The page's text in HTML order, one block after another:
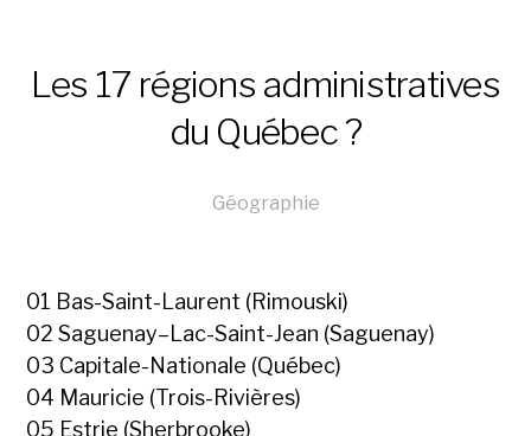
Les 17 régions administratives
du Québec ?
Géographie
01 Bas-Saint-Laurent (Rimouski)
02 Saguenay–Lac-Saint-Jean (Saguenay)
03 Capitale-Nationale (Québec)
04 Mauricie (Trois-Rivières)
05 Estrie (Sherbrooke)